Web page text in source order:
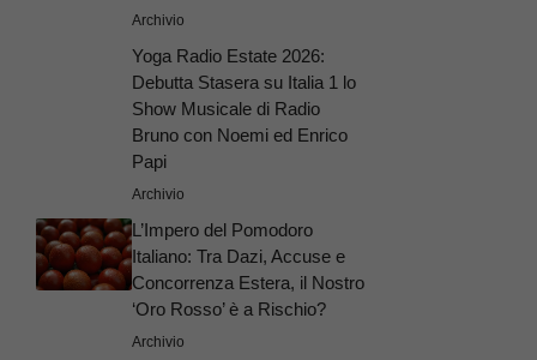
Archivio
Yoga Radio Estate 2026:
Debutta Stasera su Italia 1 lo
Show Musicale di Radio
Bruno con Noemi ed Enrico
Papi
Archivio
L’Impero del Pomodoro
Italiano: Tra Dazi, Accuse e
Concorrenza Estera, il Nostro
‘Oro Rosso’ è a Rischio?
Archivio